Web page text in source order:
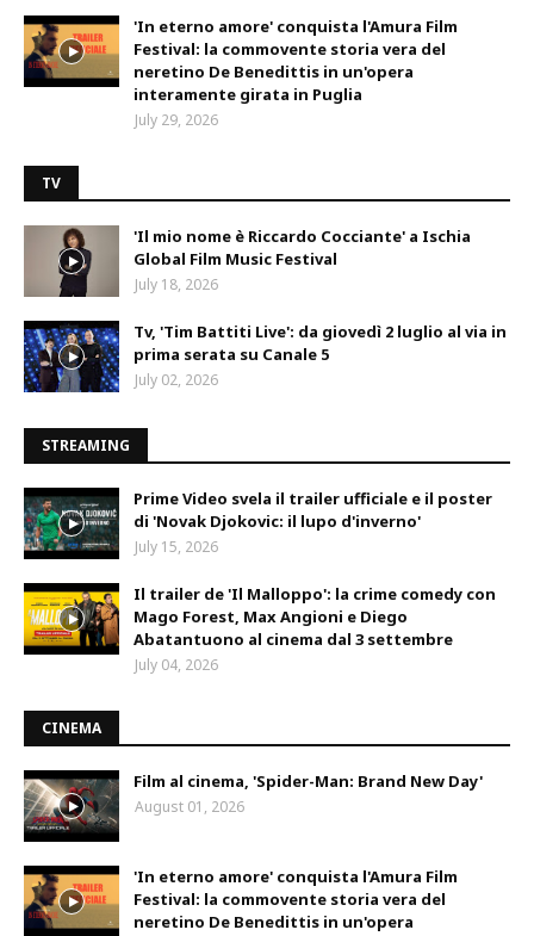
'In eterno amore' conquista l'Amura Film
Festival: la commovente storia vera del
neretino De Benedittis in un'opera
interamente girata in Puglia
July 29, 2026
TV
'Il mio nome è Riccardo Cocciante' a Ischia
Global Film Music Festival
July 18, 2026
Tv, 'Tim Battiti Live': da giovedì 2 luglio al via in
prima serata su Canale 5
July 02, 2026
STREAMING
Prime Video svela il trailer ufficiale e il poster
di 'Novak Djokovic: il lupo d'inverno'
July 15, 2026
Il trailer de 'Il Malloppo': la crime comedy con
Mago Forest, Max Angioni e Diego
Abatantuono al cinema dal 3 settembre
July 04, 2026
CINEMA
Film al cinema, 'Spider-Man: Brand New Day'
August 01, 2026
'In eterno amore' conquista l'Amura Film
Festival: la commovente storia vera del
neretino De Benedittis in un'opera